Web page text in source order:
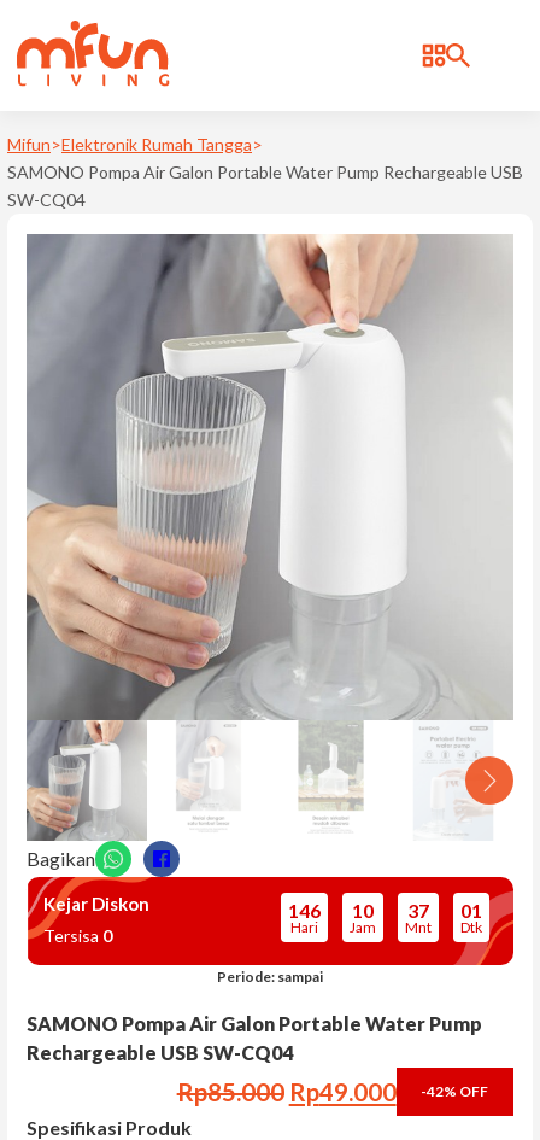
Bonbox
d
Ravelle
Samono
KATEGORI
Alat Kecantikan Diri
Alat Pembersih
Elektronik Dapur
Elektronik Memasak
Elektronik Rumah Tangga
Oven & Microwave
Pengatur Suhu Ruangan
Perlengkapan Dapur & Makan
playmat anak
Mifun>Elektronik Rumah Tangga>
SAMONO Pompa Air Galon Portable Water Pump Rechargeable USB
SW-CQ04
Bagikan
Kejar Diskon
Tersisa 0
146
Hari
10
Jam
37
Mnt
01
Dtk
Periode: sampai
SAMONO Pompa Air Galon Portable Water Pump
Rechargeable USB SW-CQ04
-42% OFF
Rp85.000 Harga aslinya adalah:
Rp49.000Harga saat
Spesifikasi Produk